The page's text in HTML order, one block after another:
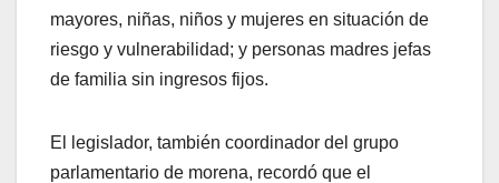
mayores, niñas, niños y mujeres en situación de
riesgo y vulnerabilidad; y personas madres jefas
de familia sin ingresos fijos.
El legislador, también coordinador del grupo
parlamentario de morena, recordó que el